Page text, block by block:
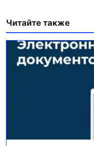
Читайте также